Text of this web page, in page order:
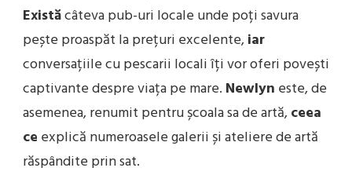
Existăcâteva pub-uri locale unde poți savura
pește proaspăt la prețuri excelente,iar
conversațiile cu pescarii locali îți vor oferi povești
captivante despre viața pe mare. Newlyn este, de
asemenea, renumit pentru școala sa de artă,ceea
ce explică numeroasele galerii și ateliere de artă
răspândite prin sat.